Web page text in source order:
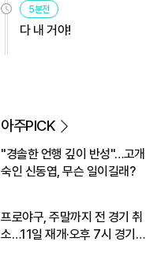
5분전
다 내 거야!
아주PICK
"경솔한 언행 깊이 반성"…고개
숙인 신동엽, 무슨 일이길래?
프로야구, 주말까지 전 경기 취
소…11일 재개·오후 7시 경기